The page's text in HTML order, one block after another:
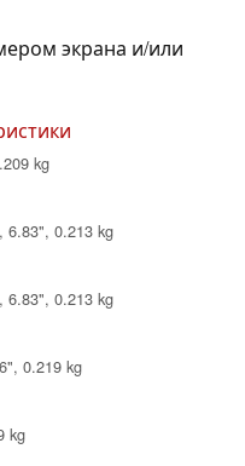
экрана и/или
kg
6.83", 0.213 kg
6.83", 0.213 kg
0.219 kg
kg